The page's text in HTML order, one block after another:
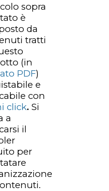
sopra
è
da
tratti
(in
PDF)
e
con
click. Si
a
il
per